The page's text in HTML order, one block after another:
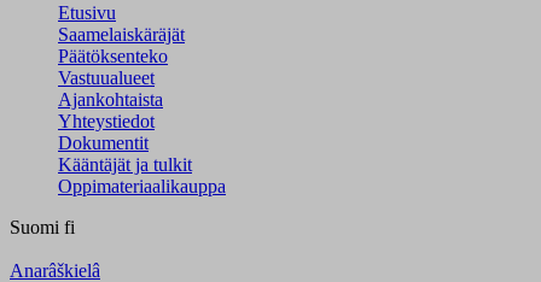
Etusivu
Saamelaiskäräjät
Päätöksenteko
Vastuualueet
Ajankohtaista
Yhteystiedot
Dokumentit
Kääntäjät ja tulkit
Oppimateriaalikauppa
Suomi fi
Anarâškielâ